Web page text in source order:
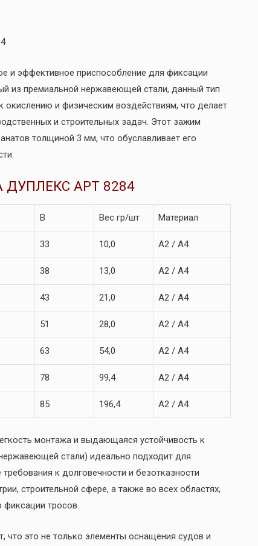
и эффективное приспособление для фиксации
из премиальной нержавеющей стали, данный тип
окислению и физическим воздействиям, что делает
и строительных задач. Этот зажим
толщиной 3 мм, что обуславливает его
АРТ 8284
B Вес гр/шт Материал
33 10,0 А2 / А4
38 13,0 А2 / А4
43 21,0 А2 / А4
51 28,0 А2 / А4
63 54,0 А2 / А4
78 99,4 А2 / А4
85 196,4 А2 / А4
монтажа и выдающаяся устойчивость к
стали) идеально подходит для
к долговечности и безотказности
строительной сфере, а также во всех областях,
фиксации тросов.
что это не только элементы оснащения судов и